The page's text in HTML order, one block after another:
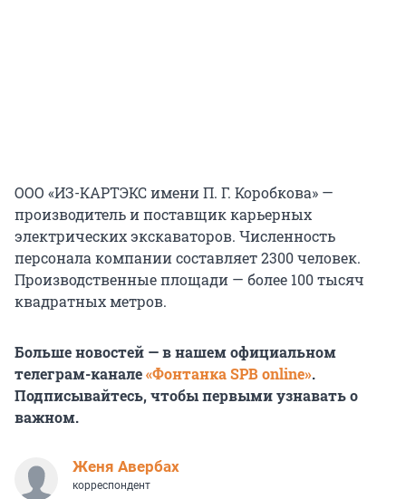
ООО «ИЗ-КАРТЭКС имени П. Г. Коробкова» —
производитель и поставщик карьерных
электрических экскаваторов. Численность
персонала компании составляет 2300 человек.
Производственные площади — более 100 тысяч
квадратных метров.
Больше новостей — в нашем официальном
телеграм-канале«Фонтанка SPB online».
Подписывайтесь, чтобы первыми узнавать о
важном.
Женя Авербах
корреспондент